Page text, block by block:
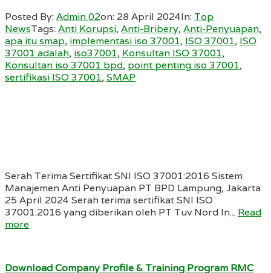
Posted By:Admin 02on: 28 April 2024In: Top
NewsTags:Anti Korupsi,Anti-Bribery,Anti-Penyuapan,
apa itu smap, implementasi iso 37001, ISO 37001, ISO
37001 adalah, iso37001, Konsultan ISO 37001,
Konsultan iso 37001 bpd, point penting iso 37001,
sertifikasi ISO 37001,SMAP
Serah Terima Sertifikat SNI ISO 37001:2016 Sistem
Manajemen Anti Penyuapan PT BPD Lampung, Jakarta
25 April 2024 Serah terima sertifikat SNI ISO
37001:2016 yang diberikan oleh PT Tuv Nord In... Read
more
Download Company Profile & Training Program RMC